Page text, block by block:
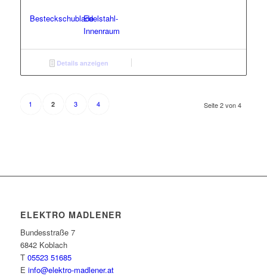
BesteckschubladeEdelstahl-
Innenraum
Details anzeigen
Seite 2 von 4
1 2 3 4
ELEKTRO MADLENER
Bundesstraße 7
6842 Koblach
T 05523 51685
E info@elektro-madlener.at